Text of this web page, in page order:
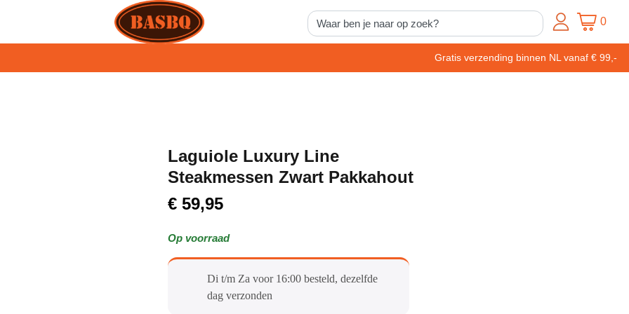
0
Gratis verzending binnen NL vanaf € 99,-
Laguiole Luxury Line
Steakmessen Zwart Pakkahout
€ 59,95
Op voorraad
Di t/m Za voor 16:00 besteld, dezelfde
dag verzonden​